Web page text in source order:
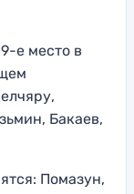
е место в
Бакаев,
Помазун,